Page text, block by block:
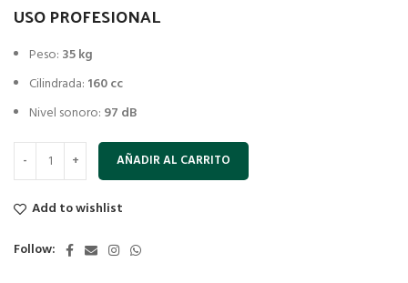
USO PROFESIONAL
Peso: 35 kg
Cilindrada: 160 cc
Nivel sonoro: 97 dB
AÑADIR AL CARRITO
Add to wishlist
Follow: